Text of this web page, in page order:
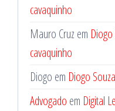
cavaquinho
Mauro Cruz em
cavaquinho
Diogo em Diogo
Advogado em Digital